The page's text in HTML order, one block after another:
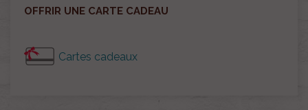
OFFRIR UNE CARTE CADEAU
Cartes cadeaux